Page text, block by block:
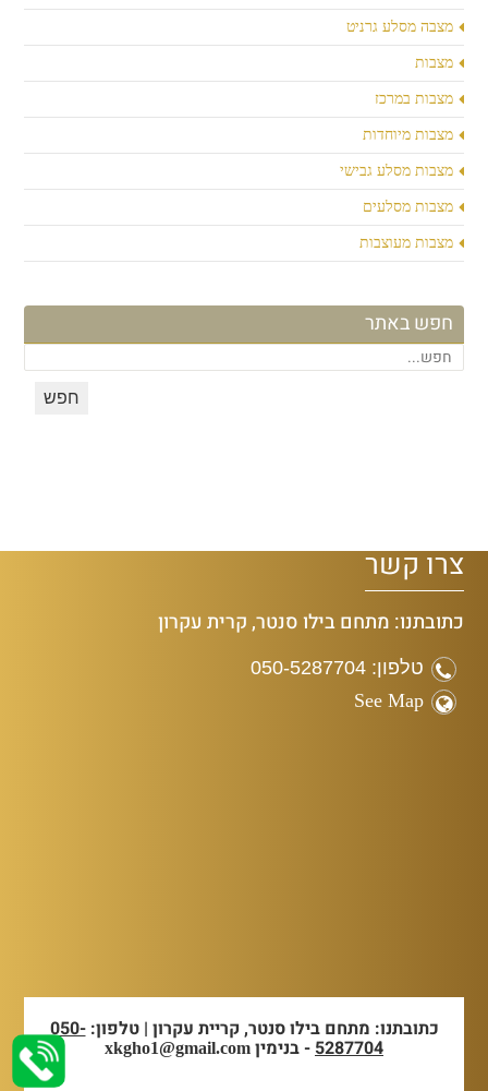
מצבה מסלע גרניט
מצבות
מצבות במרכז
מצבות מיוחדות
מצבות מסלע גבישי
מצבות מסלעים
מצבות מעוצבות
חפש באתר
צרו קשר
כתובתנו: מתחם בילו סנטר, קרית עקרון
טלפון: 050-5287704
See Map
כתובתנו: מתחם בילו סנטר, קריית עקרון | טלפון:050-
5287704- בנימין xkgho1@gmail.com